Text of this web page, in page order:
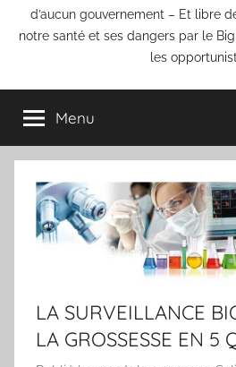
d’aucun gouvernement – Et libre
notre santé et ses dangers par le
les
Menu
LA SURVEILLANCE
LA GROSSESSE EN 5